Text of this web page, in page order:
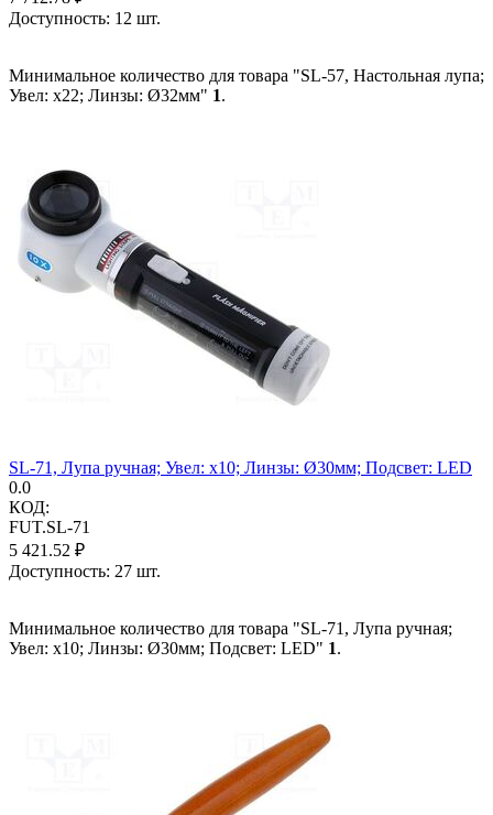
Доступность: 12 шт.
Минимальное количество для товара "SL-57, Настольная лупа;
Увел: x22; Линзы: Ø32мм" 1.
SL-71, Лупа ручная; Увел: x10; Линзы: Ø30мм; Подсвет: LED
0.0
КОД:
FUT.SL-71
5 421.52 ₽
Доступность: 27 шт.
Минимальное количество для товара "SL-71, Лупа ручная;
Увел: x10; Линзы: Ø30мм; Подсвет: LED" 1.